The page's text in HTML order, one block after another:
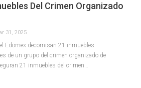
Del Crimen Organizado
31, 2025
Edomex decomisan 21 inmuebles
de un grupo del crimen organizado de
21 inmuebles del crimen…